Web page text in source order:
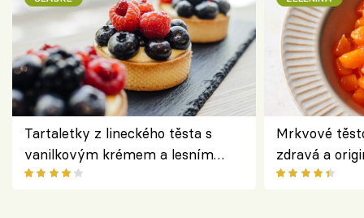
Tartaletky z lineckého těsta s
vanilkovým krémem a lesním
ovocem podle Bread Society
Mrkvové
zdravá a
klasiky